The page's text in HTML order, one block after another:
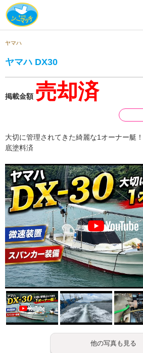
ヤマハ
ヤマハ DX30
掲載金額 売却済
大切に管理されてきた綺麗な1オーナー艇
底塗料済
他の写真も見る